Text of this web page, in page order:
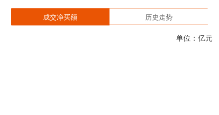
成交净买额 历史走势
单位：亿元